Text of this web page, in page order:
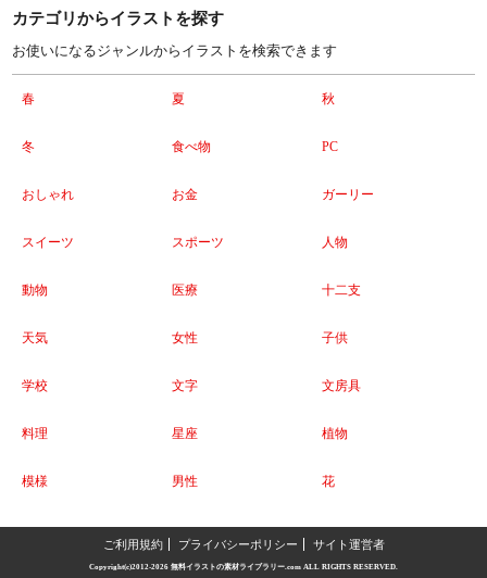
カテゴリからイラストを探す
お使いになるジャンルからイラストを検索できます
春 夏 秋
冬 食べ物 PC
おしゃれ お金 ガーリー
スイーツ スポーツ 人物
動物 医療 十二支
天気 女性 子供
学校 文字 文房具
料理 星座 植物
模様 男性 花
ご利用規約 プライバシーポリシー サイト運営者
Copyright(c)2012-2026 無料イラストの素材ライブラリー.com ALL RIGHTS RESERVED.